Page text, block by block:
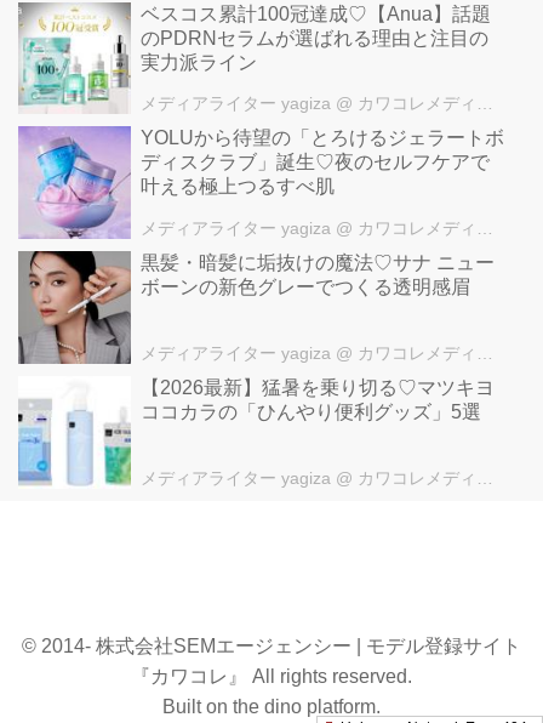
ベスコス累計100冠達成♡【Anua】話題
のPDRNセラムが選ばれる理由と注目の
実力派ライン
メディアライター yagiza @ カワコレメディア編集部
YOLUから待望の「とろけるジェラートボ
ディスクラブ」誕生♡夜のセルフケアで
叶える極上つるすべ肌
メディアライター yagiza @ カワコレメディア編集部
黒髪・暗髪に垢抜けの魔法♡サナ ニュー
ボーンの新色グレーでつくる透明感眉
メディアライター yagiza @ カワコレメディア編集部
【2026最新】猛暑を乗り切る♡マツキヨ
ココカラの「ひんやり便利グッズ」5選
メディアライター yagiza @ カワコレメディア編集部
© 2014- 株式会社SEMエージェンシー | モデル登録サイト
『カワコレ』 All rights reserved.
Built on the dino platform.